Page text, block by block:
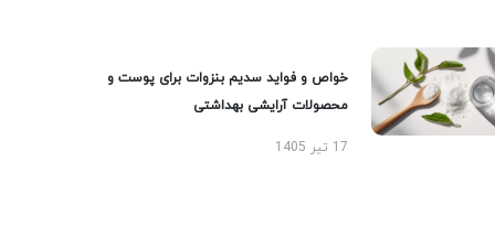
خواص و فواید سدیم بنزوات برای پوست و
محصولات آرایشی بهداشتی
17 تیر 1405